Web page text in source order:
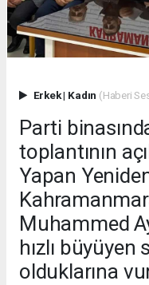
Erkek| Kadın (Haberi
Parti
toplantının
Yapan
Muhammed
hızlı
olduklarına